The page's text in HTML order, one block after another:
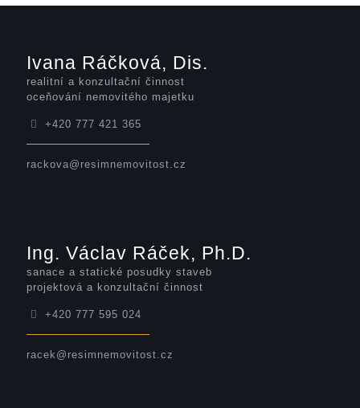
Ivana Ráčková, Dis.
realitní a konzultační činnost
oceňování nemovitého majetku
+420 777 421 365
rackova@resimnemovitost.cz
Ing. Václav Ráček, Ph.D.
sanace a statické posudky staveb
projektová a konzultační činnost
+420 777 595 024
racek@resimnemovitost.cz